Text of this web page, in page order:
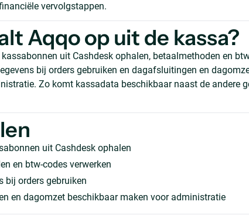
vervolgstappen.
Aqqo op uit de kassa?
uit Cashdesk ophalen, betaalmethoden en
bij orders gebruiken en dagafsluitingen en
Zo komt kassadata beschikbaar naast de andere
uit Cashdesk ophalen
en btw-codes verwerken
bij orders gebruiken
en dagomzet beschikbaar maken voor administratie